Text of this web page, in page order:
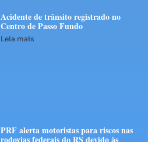
Acidente de trânsito registrado no
Centro de Passo Fundo
Leia mais
PRF alerta motoristas para riscos nas
rodovias federais do RS devido às